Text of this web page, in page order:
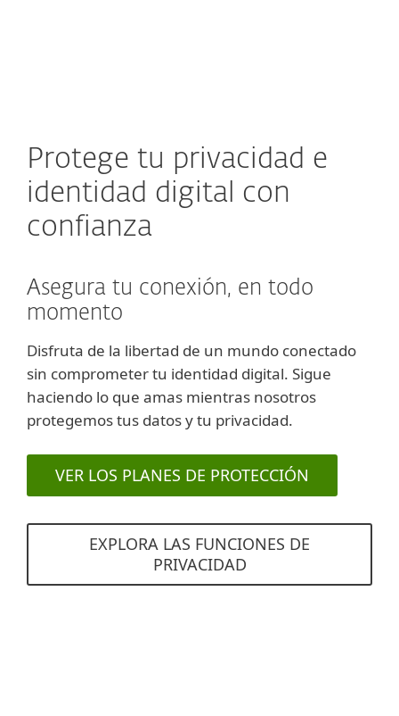
Protege tu privacidad e
identidad digital con
confianza
Asegura tu conexión, en todo
momento
Disfruta de la libertad de un mundo conectado
sin comprometer tu identidad digital. Sigue
haciendo lo que amas mientras nosotros
protegemos tus datos y tu privacidad.
VER LOS PLANES DE PROTECCIÓN
EXPLORA LAS FUNCIONES DE
PRIVACIDAD